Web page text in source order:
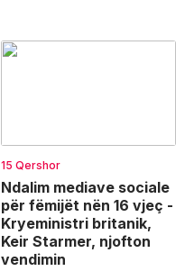
15 Qershor
Ndalim mediave sociale
për fëmijët nën 16 vjeç -
Kryeministri britanik,
Keir Starmer, njofton
vendimin